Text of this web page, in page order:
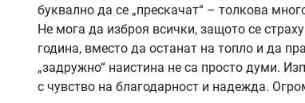
буквално да се „прескачат“ – толкова
Не мога да изброя всички, защото се
година, вместо да останат на топло и да
„задружно“ наистина не са просто думи.
с чувство на благодарност и надежда.